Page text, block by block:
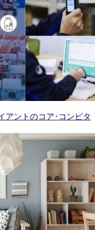
アントのコア･コンピタ